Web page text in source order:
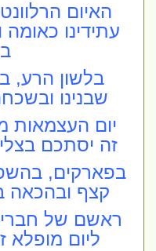
האיום
עתידינו כאומה
בלשון הרע,
שבנינו
יום העצמאות
זה יסתכם
בפארקים,
קצףובהכאה
ראשם של
ליום מופלא